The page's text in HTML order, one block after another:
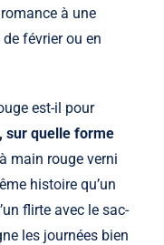
à une
février ou en
est-il pour
sur quelle forme
main rouge verni
histoire qu’un
flirte avec le sac-
les journées bien